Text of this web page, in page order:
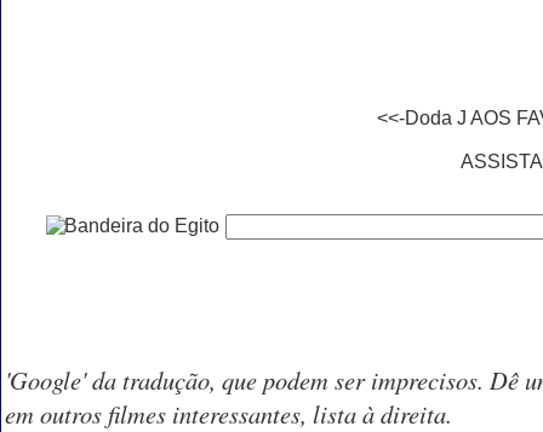
<<-Doda J AOS
ASSISTA
'Google' da tradução, que podem ser imprecisos. Dê
em outros filmes interessantes, lista à direita.